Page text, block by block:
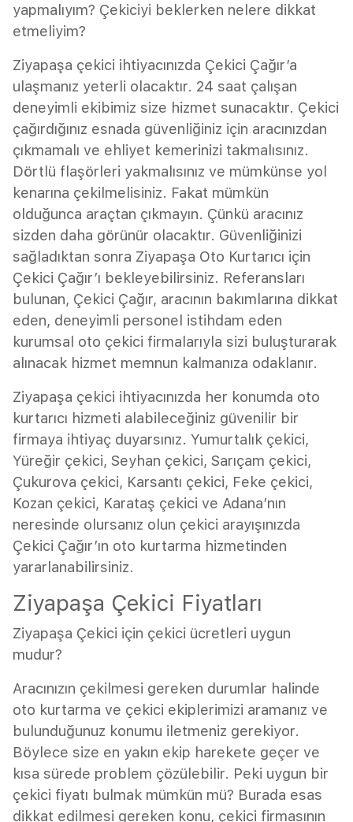
yapmalıyım? Çekiciyi beklerken nelere dikkat
etmeliyim?
Ziyapaşa çekici ihtiyacınızda Çekici Çağır’a
ulaşmanız yeterli olacaktır. 24 saat çalışan
deneyimli ekibimiz size hizmet sunacaktır. Çekici
çağırdığınız esnada güvenliğiniz için aracınızdan
çıkmamalı ve ehliyet kemerinizi takmalısınız.
Dörtlü flaşörleri yakmalısınız ve mümkünse yol
kenarına çekilmelisiniz. Fakat mümkün
olduğunca araçtan çıkmayın. Çünkü aracınız
sizden daha görünür olacaktır. Güvenliğinizi
sağladıktan sonra Ziyapaşa Oto Kurtarıcı için
Çekici Çağır’ı bekleyebilirsiniz. Referansları
bulunan, Çekici Çağır, aracının bakımlarına dikkat
eden, deneyimli personel istihdam eden
kurumsal oto çekici firmalarıyla sizi buluşturarak
alınacak hizmet memnun kalmanıza odaklanır.
Ziyapaşa çekici ihtiyacınızda her konumda oto
kurtarıcı hizmeti alabileceğiniz güvenilir bir
firmaya ihtiyaç duyarsınız. Yumurtalık çekici,
Yüreğir çekici, Seyhan çekici, Sarıçam çekici,
Çukurova çekici, Karsantı çekici, Feke çekici,
Kozan çekici, Karataş çekici ve Adana’nın
neresinde olursanız olun çekici arayışınızda
Çekici Çağır’ın oto kurtarma hizmetinden
yararlanabilirsiniz.
Ziyapaşa Çekici Fiyatları
Ziyapaşa Çekici için çekici ücretleri uygun
mudur?
Aracınızın çekilmesi gereken durumlar halinde
oto kurtarma ve çekici ekiplerimizi aramanız ve
bulunduğunuz konumu iletmeniz gerekiyor.
Böylece size en yakın ekip harekete geçer ve
kısa sürede problem çözülebilir. Peki uygun bir
çekici fiyatı bulmak mümkün mü? Burada esas
dikkat edilmesi gereken konu, çekici firmasının